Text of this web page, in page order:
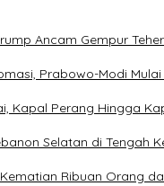
Ancam Gempur
Prabowo-Modi
Kapal Perang Hingga
Selatan di Tengah
Ribuan Orang